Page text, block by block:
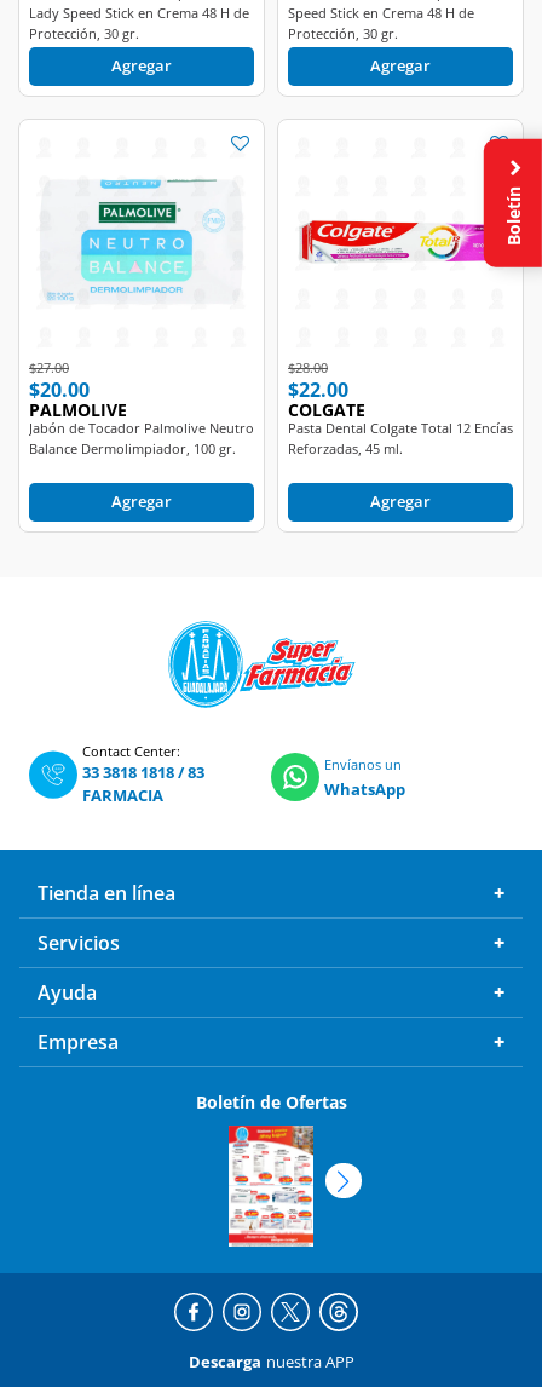
Lady Speed Stick en Crema 48 H de
Protección, 30 gr.
Agregar
Speed Stick en Crema 48 H de
Protección, 30 gr.
Agregar
Price reduced from
$27.00to
$20.00
PALMOLIVE
Jabón de Tocador Palmolive Neutro
Balance Dermolimpiador, 100 gr.
Agregar
Price reduced from
$28.00to
$22.00
COLGATE
Pasta Dental Colgate Total 12 Encías
Reforzadas, 45 ml.
Agregar
Contact Center:
33 3818 1818/83
FARMACIA
Envíanos un
WhatsApp
Tienda en línea
Servicios
Ayuda
Empresa
Boletín de Ofertas
Descarga nuestra APP
Boletín